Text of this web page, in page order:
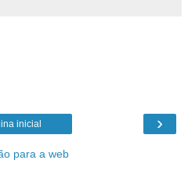
›
inicial
para a web